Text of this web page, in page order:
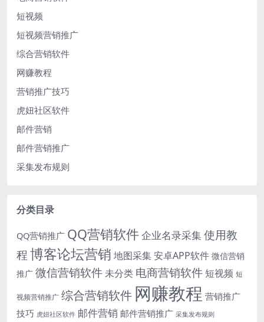
短视频
短视频营销推广
综合营销软件
网赚教程
营销推广技巧
虎妞社区软件
邮件营销
邮件营销推广
采集发布规则
分类目录
QQ营销推广 QQ营销软件企业名录采集使用教
程博客论坛营销 地图采集安卓APP软件 微信营销
推广 微信营销软件未分类 电商营销软件短视频 短
视频营销推广 综合营销软件 网赚教程 营销推广
技巧 虎妞社区软件 邮件营销 邮件营销推广 采集发布规则